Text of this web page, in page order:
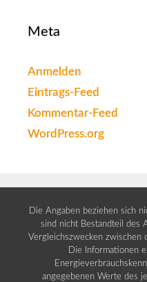
Meta
Anmelden
Eintrags-Feed
Kommentar-Feed
WordPress.org
Die Angaben beziehen sich
sind nicht Bestandteil des
Vergleichszwecken zwischen
Die Informationen
angegebenen Werte des